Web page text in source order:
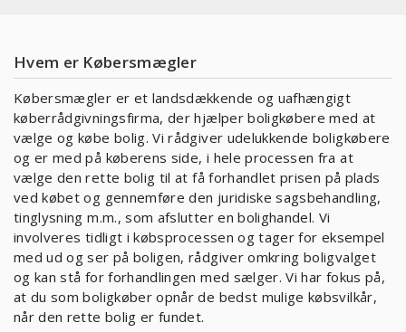
Hvem er Købersmægler
Købersmægler er et landsdækkende og uafhængigt
køberrådgivningsfirma, der hjælper boligkøbere med at
vælge og købe bolig. Vi rådgiver udelukkende boligkøbere
og er med på køberens side, i hele processen fra at
vælge den rette bolig til at få forhandlet prisen på plads
ved købet og gennemføre den juridiske sagsbehandling,
tinglysning m.m., som afslutter en bolighandel. Vi
involveres tidligt i købsprocessen og tager for eksempel
med ud og ser på boligen, rådgiver omkring boligvalget
og kan stå for forhandlingen med sælger. Vi har fokus på,
at du som boligkøber opnår de bedst mulige købsvilkår,
når den rette bolig er fundet.